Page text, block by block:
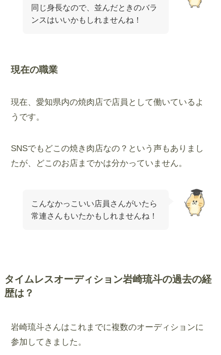
同じ身長なので、並んだときのバラ
ンスはいいかもしれませんね！
現在の職業
現在、愛知県内の焼肉店で店員として働いているよ
うです。
SNSでもどこの焼き肉店なの？という声もありまし
たが、どこのお店までかは分かっていません。
こんなかっこいい店員さんがいたら
常連さんもいたかもしれませんね！
タイムレスオーディション岩崎琉斗の過去の経
歴は？
岩崎琉斗さんはこれまでに複数のオーディションに
参加してきました。